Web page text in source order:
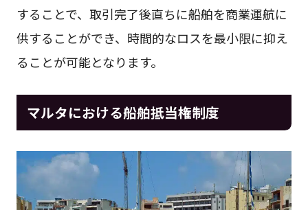
することで、取引完了後直ちに船舶を商業運航に
供することができ、時間的なロスを最小限に抑え
ることが可能となります。
マルタにおける船舶抵当権制度